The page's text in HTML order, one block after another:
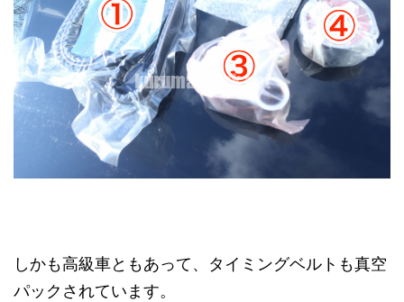
しかも高級車ともあって、タイミングベルトも真空
パックされています。